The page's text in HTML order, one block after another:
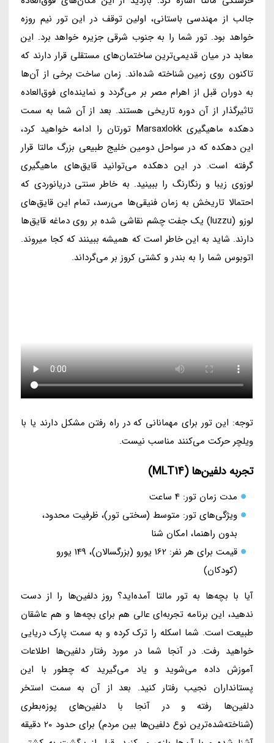
جالب از مهندسی باستانی، اولین توقف در این تور نیم روزه
خواهد بود. تور شما را به جنوب شرقی جزیره خواهد برد. این
معابد در میان قدیمی‌ترین ساختمان‌های مستقلی قرار دارند که
تاکنون روی زمین شناخته شده‌اند. زمان ساخت برخی از آن‌ها
به دوران قبل از اهرام مصر بر می‌گردد و نماینده‌ای فوق‌العاده
تاثیرگذار از آن دوره تاریخی هستند. بعد از آن شما به سمت
دهکده ماهیگیری Marsaxlokk تورتان را ادامه خواهید کرد،
این دهکده که در سواحل دومین خلیج طبیعی بزرگ مالتا قرار
گرفته است. در این دهکده می‌توانید قایق‌های ماهیگیری
لوزوی زیبا و رنگارنگ را ببینید. به خاطر سنتی دریانوردی که
احتمالا تاریخش به زمان فنیقی‌ها می‌رسد، تمام این قایق‌های
لوزو (luzzu) یک جفت چشم نقاشی شده بر روی دماغه قایق‌ها
دارند. شاید به این خاطر است که همیشه ببینند که کجا میروند.
اتوبوس شما را به بندر و کشتی کروز بر می‌گرداند.
توجه: این تور برای مهمانانی که در راه رفتن مشکل دارند یا با
ویلچر حرکت می‌کنند مناسب نیست.
تجربه دلفین‌ها (MLT14)
مدت زمان تور: 4 ساعت
ویژگی‌های تور: متوسط (سختی تور)، ظرفیت محدود،
بدون راهنما، امکان شنا
قیمت برای هر نفر: 162 یورو (بزرگسالان)، 149 یورو
(کودکان)
آیا با بچه‌ها به تور مالتا آمده‌اید؟ روز دلفین‌ها را از دست
ندهید، این برنامه تجربه‌ای عالی هم برای بچه‌ها و هم عاشقان
طبیعت است. شما اسکله را ترک کرده و به سمت پارک دریایی
خواهید رفت. در آنجا شما در مورد رفتار دلفین‌ها اطلاعات
آموزش داده می‌شوید و یاد می‌گیرید که چطور با این
پستانداران نجیب رفتار کنید. بعد از آن به سمت استخر
دلفین‌ها رفته و در آنجا با دلفین‌های پوزه‌بطری
(شناخته‌شده‌ترین نوع دلفین‌ها بین مردم) برای حدود 20 دقیقه